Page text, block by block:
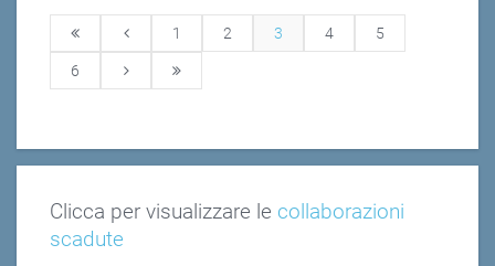
1 2 3 4 5
6
Clicca per visualizzare le collaborazioni
scadute